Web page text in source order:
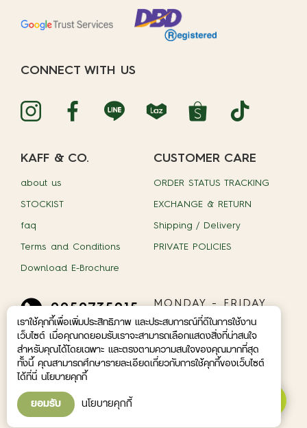
CONNECT WITH US
KAFF & CO.
about us
STOCKIST
faq
Terms and Conditions
Download E-Brochure
CUSTOMER CARE
ORDER STATUS TRACKING
EXCHANGE & RETURN
Shipping / Delivery
PRIVATE POLICIES
0959735015
MONDAY - FRIDAY
09.00 A.M - 05.00
P.M.
© 2026 Nature Inspired Co.,Ltd. With Nature
Essentail
เราใช้คุกกี้เพื่อเพิ่มประสิทธิภาพ และประสบการณ์ที่ดีในการใช้งาน
เว็บไซต์ เมื่อคุณกดยอมรับเราจะสามารถเลือกแสดงสิ่งที่น่าสนใจ
สำหรับคุณได้โดยเฉพาะ และตรงตามความสนใจของคุณมากที่สุด
ทั้งนี้ คุณสามารถศึกษารายละเอียดเกี่ยวกับการใช้คุกกี้ของเว็บไซต์
ได้ที่นี่ นโยบายคุกกี้
ยอมรับ นโยบายคุกกี้